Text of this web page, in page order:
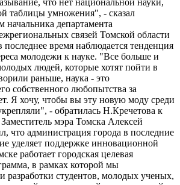
что нет национальной науки,
таблицы умножения", - сказал
департамента
связей Томской области
время наблюдается тенденция
молодежи к науке. "Все больше и
людей, которые хотят пойти в
раньше, наука - это
собственного любопытства за
Я хочу, чтобы вы эту новую моду среди
- обратилась Н.Кречетова к
мэра Томска Алексей
что администрация города в последние
уделяет поддержке инновационной
работает городская целевая
в рамках которой мы
разработки студентов, молодых ученых,